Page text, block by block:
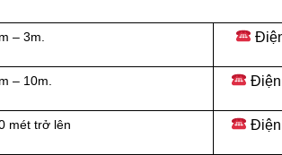
– 3m.
– 10m. Điện
mét trở lên Điện